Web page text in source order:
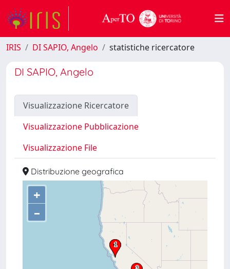
IRIS DI SAPIO, Angelo statistiche ricercatore
DI SAPIO, Angelo
Visualizzazione Ricercatore
Visualizzazione Pubblicazione
Visualizzazione File
Distribuzione geografica
+
–